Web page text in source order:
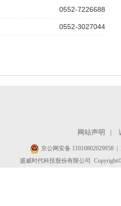
0552-7226688
0552-3027044
网站声明
京公网安备 11010802029958
盛威时代科技股份有限公司